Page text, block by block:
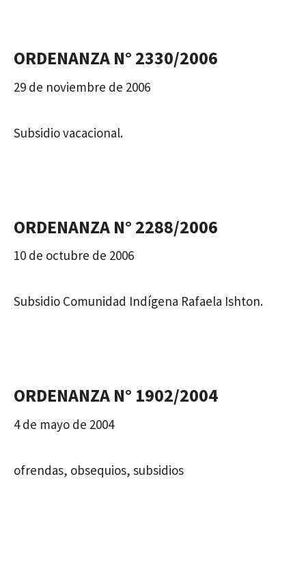
ORDENANZA N° 2330/2006
29 de noviembre de 2006
Subsidio vacacional.
ORDENANZA N° 2288/2006
10 de octubre de 2006
Subsidio Comunidad Indígena Rafaela Ishton.
ORDENANZA N° 1902/2004
4 de mayo de 2004
ofrendas, obsequios, subsidios